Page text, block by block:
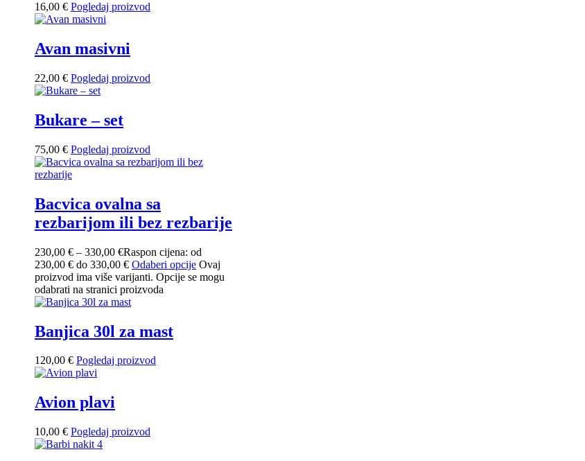
16,00 € Pogledaj proizvod
Avan masivni
22,00 € Pogledaj proizvod
Bukare – set
75,00 € Pogledaj proizvod
Bacvica ovalna sa
rezbarijom ili bez rezbarije
230,00 € – 330,00 €Raspon cijena: od
230,00 € do 330,00 € Odaberi opcije Ovaj
proizvod ima više varijanti. Opcije se mogu
odabrati na stranici proizvoda
Banjica 30l za mast
120,00 € Pogledaj proizvod
Avion plavi
10,00 € Pogledaj proizvod